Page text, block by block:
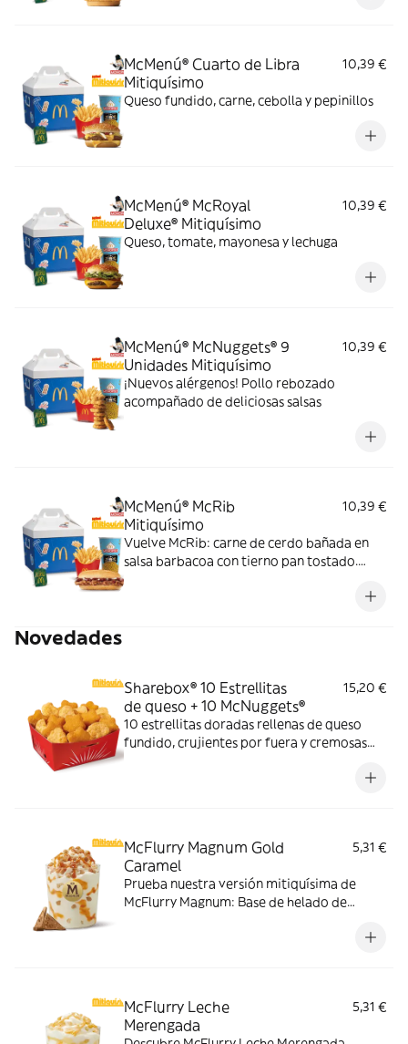
McMenú® Cuarto de Libra
Mitiquísimo
10,39 €
Queso fundido, carne, cebolla y pepinillos
McMenú® McRoyal
Deluxe® Mitiquísimo
10,39 €
Queso, tomate, mayonesa y lechuga
McMenú® McNuggets® 9
Unidades Mitiquísimo
10,39 €
¡Nuevos alérgenos! Pollo rebozado
acompañado de deliciosas salsas
McMenú® McRib
Mitiquísimo
10,39 €
Vuelve McRib: carne de cerdo bañada en
salsa barbacoa con tierno pan tostado.
Novedades
Sharebox® 10 Estrellitas
de queso + 10 McNuggets®
15,20 €
10 estrellitas doradas rellenas de queso
fundido, crujientes por fuera y cremosas
McFlurry Magnum Gold
Caramel
5,31 €
Prueba nuestra versión mitiquísima de
McFlurry Magnum: Base de helado de
Topping triturado de galleta con perlas y
McFlurry Leche
Merengada
5,31 €